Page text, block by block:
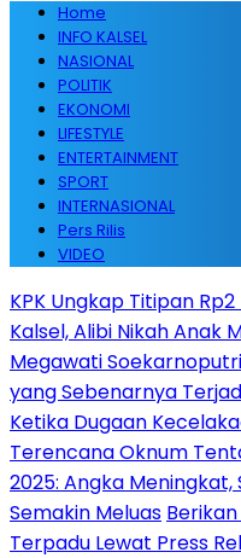
Home
INFO KALSEL
NASIONAL
POLITIK
EKONOMI
LIFESTYLE
ENTERTAINMENT
SPORT
INTERNASIONAL
Pers Rilis
VIDEO
KPK Ungkap Titipan
Kalsel, Alibi Nikah Anak
Megawati
yang Sebenarnya
Ketika Dugaan
Terencana Oknum
2025: Angka
Semakin Meluas
Terpadu Lewat Press